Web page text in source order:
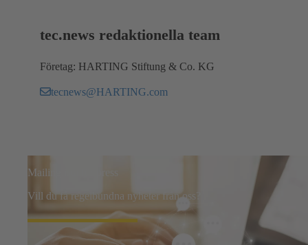
tec.news redaktionella team
Företag: HARTING Stiftung & Co. KG
tecnews@HARTING.com
Mailinglista för press
Vill du få regelbundna nyheter från oss?